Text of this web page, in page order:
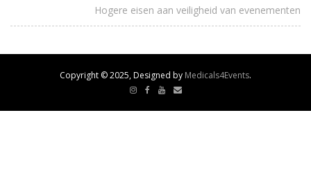
Hogere eisen aan veiligheid van evenementen
Copyright © 2025, Designed by Medicals4Events.